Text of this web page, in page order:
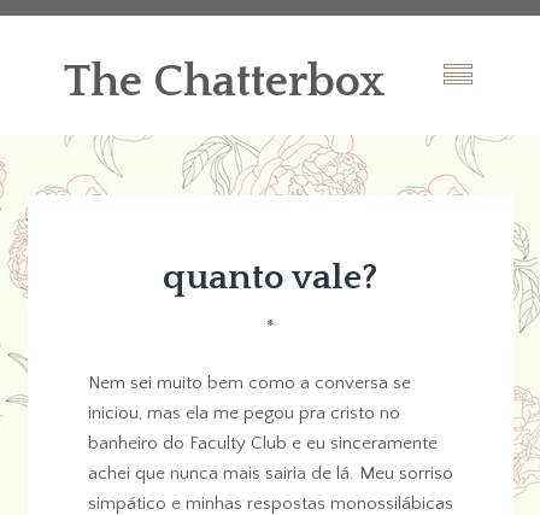
The Chatterbox
quanto vale?
*
Nem sei muito bem como a conversa se
iniciou, mas ela me pegou pra cristo no
banheiro do Faculty Club e eu sinceramente
achei que nunca mais sairia de lá. Meu sorriso
simpático e minhas respostas monossilábicas